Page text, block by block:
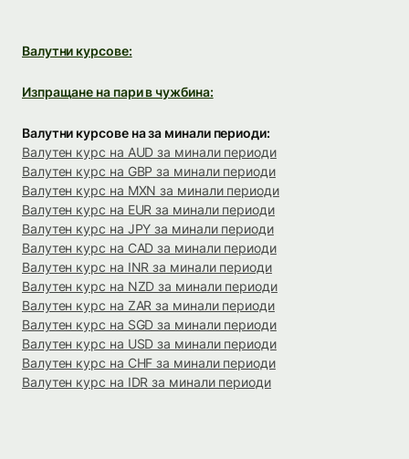
Валутни курсове:
Изпращане на пари в чужбина:
Валутни курсове на за минали периоди:
Валутен курс на AUD за минали периоди
Валутен курс на GBP за минали периоди
Валутен курс на MXN за минали периоди
Валутен курс на EUR за минали периоди
Валутен курс на JPY за минали периоди
Валутен курс на CAD за минали периоди
Валутен курс на INR за минали периоди
Валутен курс на NZD за минали периоди
Валутен курс на ZAR за минали периоди
Валутен курс на SGD за минали периоди
Валутен курс на USD за минали периоди
Валутен курс на CHF за минали периоди
Валутен курс на IDR за минали периоди